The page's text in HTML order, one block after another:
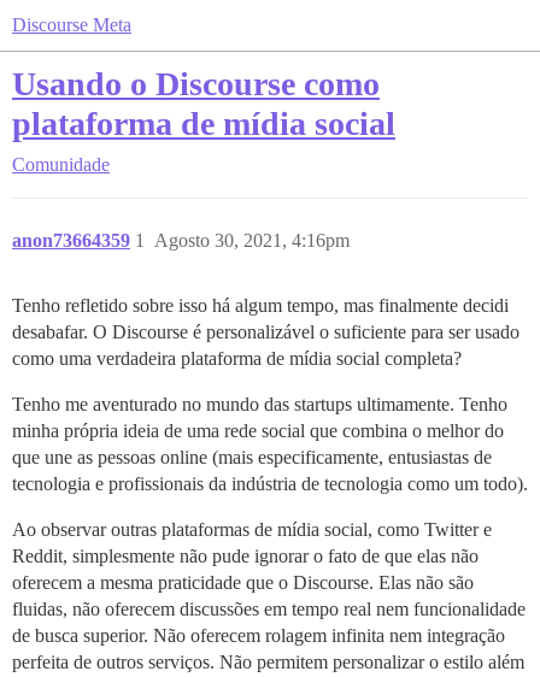
Discourse Meta
Usando o Discourse como
plataforma de mídia social
Comunidade
anon73664359 Agosto 30, 2021, 4:16pm
1
Tenho refletido sobre isso há algum tempo, mas finalmente decidi
desabafar. O Discourse é personalizável o suficiente para ser usado
como uma verdadeira plataforma de mídia social completa?
Tenho me aventurado no mundo das startups ultimamente. Tenho
minha própria ideia de uma rede social que combina o melhor do
que une as pessoas online (mais especificamente, entusiastas de
tecnologia e profissionais da indústria de tecnologia como um todo).
Ao observar outras plataformas de mídia social, como Twitter e
Reddit, simplesmente não pude ignorar o fato de que elas não
oferecem a mesma praticidade que o Discourse. Elas não são
fluidas, não oferecem discussões em tempo real nem funcionalidade
de busca superior. Não oferecem rolagem infinita nem integração
perfeita de outros serviços. Não permitem personalizar o estilo além